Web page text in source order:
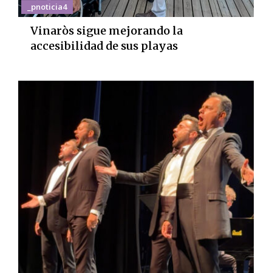
_pnoticia4
Vinaròs sigue mejorando la
accesibilidad de sus playas